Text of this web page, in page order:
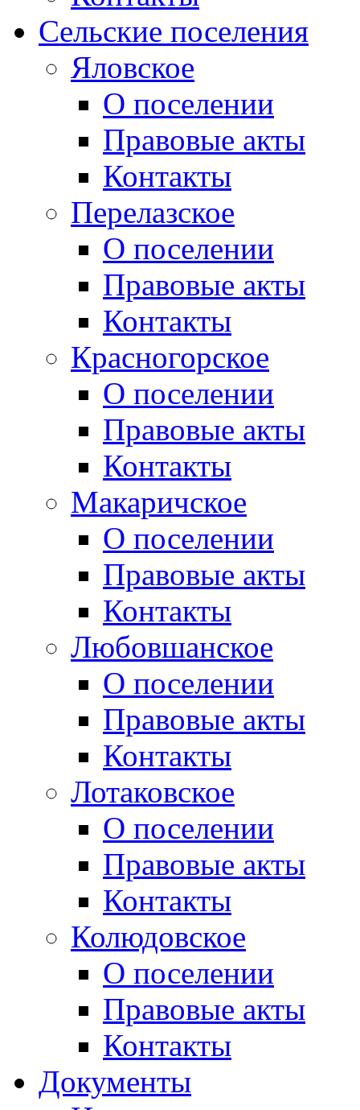
Сельские поселения
Яловское
О поселении
Правовые акты
Контакты
Перелазское
О поселении
Правовые акты
Контакты
Красногорское
О поселении
Правовые акты
Контакты
Макаричское
О поселении
Правовые акты
Контакты
Любовшанское
О поселении
Правовые акты
Контакты
Лотаковское
О поселении
Правовые акты
Контакты
Колюдовское
О поселении
Правовые акты
Контакты
Документы